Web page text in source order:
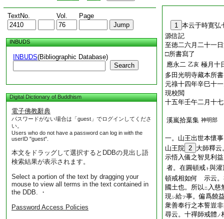
TextNo. Vol. Page
INBUDS
INBUDS(Bibliographic Database)
Search
Digital Dictionary of Buddhism
電子佛教辭典
パスワードがない場合は「guest」でログインしてくださ
い。
Users who do not have a password can log in with the
userID "guest".
本文をドラッグして選択するとDDBの見出し語
検索結果が表示されます。
Select a portion of the text by dragging your
mouse to view all terms in the text contained in
the DDB. ・
Password Access Policies
1 本云于時寛弘
源信記
至徳二六月二十一
□所書寫了
應永二 乙亥 極月十
多田光明寺藏本所
元祿十四年辛巳十
現校閲
十五年壬午二月十
溪嵐拾葉集 神明部
一。山王出世本懷事
山王院 2 大師釋云
示悟入儀之智見利
者。在圓頓戒 ト 與灌
頓戒相如何 示云。
國土也。所以ニ 入慈
現シ給フ事。偏爲饒
衆善奉行之本誓豈
尋云。十禪師戒體 ノ